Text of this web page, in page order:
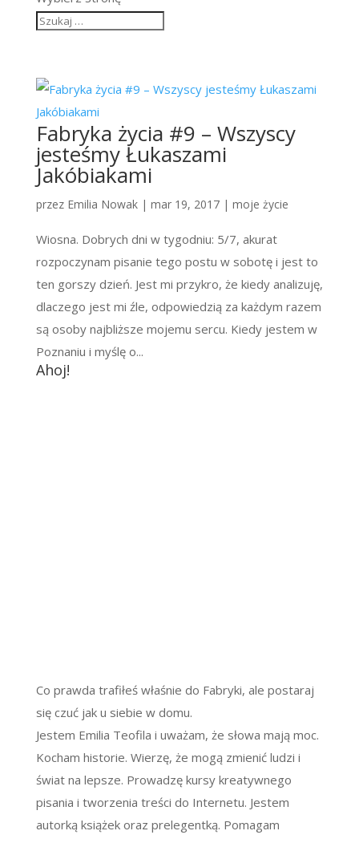
Fabryka życia #9 – Wszyscy
jesteśmy Łukaszami
Jakóbiakami
przez Emilia Nowak| mar 19, 2017| moje życie
Wiosna. Dobrych dni w tygodniu: 5/7, akurat
rozpoczynam pisanie tego postu w sobotę i jest to
ten gorszy dzień. Jest mi przykro, że kiedy analizuję,
dlaczego jest mi źle, odpowiedzią za każdym razem
są osoby najbliższe mojemu sercu. Kiedy jestem w
Poznaniu i myślę o...
Ahoj!
Co prawda trafiłeś właśnie do Fabryki, ale postaraj
się czuć jak u siebie w domu.
Jestem Emilia Teofila i uważam, że słowa mają moc.
Kocham historie. Wierzę, że mogą zmienić ludzi i
świat na lepsze. Prowadzę kursy kreatywnego
pisania i tworzenia treści do Internetu. Jestem
autorką książek oraz prelegentką. Pomagam